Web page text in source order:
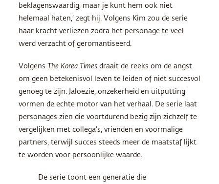
beklagenswaardig, maar je kunt hem ook niet
helemaal haten,’ zegt hij. Volgens Kim zou de serie
haar kracht verliezen zodra het personage te veel
werd verzacht of geromantiseerd.
Volgens The Korea Times draait de reeks om de angst
om geen betekenisvol leven te leiden of niet succesvol
genoeg te zijn. Jaloezie, onzekerheid en uitputting
vormen de echte motor van het verhaal. De serie laat
personages zien die voortdurend bezig zijn zichzelf te
vergelijken met collega’s, vrienden en voormalige
partners, terwijl succes steeds meer de maatstaf lijkt
te worden voor persoonlijke waarde.
De serie toont een generatie die